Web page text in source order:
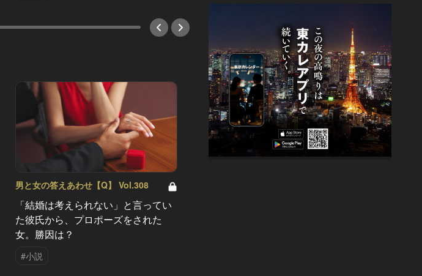
男と女の答えあわせ【Q】 Vol.308
「結婚は考えられない」と言ってい
た彼氏から、プロポーズをされた
女。勝因は？
#小説